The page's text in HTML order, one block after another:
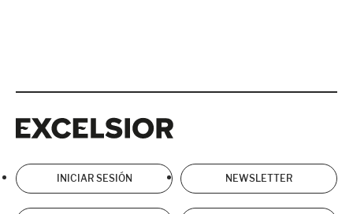
INICIAR SESIÓN NEWSLETTER